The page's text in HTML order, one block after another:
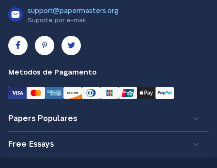
support@papermasters.org
Suporte por e-mail
Métodos de Pagamento
Papers Populares
Free Essays